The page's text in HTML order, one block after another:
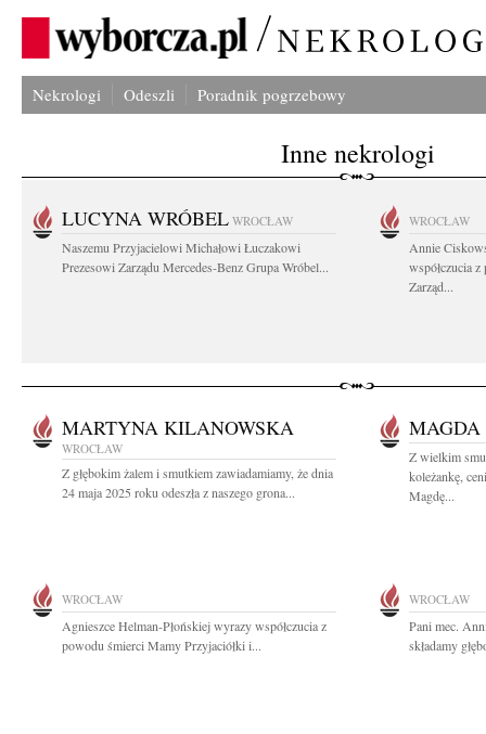
Nekrologi Odeszli Poradnik pogrzebowy
Inne nekrologi
LUCYNA WRÓBEL WROCŁAW
Naszemu Przyjacielowi Michałowi Łuczakowi
Prezesowi Zarządu Mercedes-Benz Grupa Wróbel...
WROCŁAW
Annie
współczucia
Zarząd...
MARTYNA KILANOWSKA
WROCŁAW
Z głębokim żalem i smutkiem zawiadamiamy, że dnia
24 maja 2025 roku odeszła z naszego grona...
Z wielkim
koleżankę,
Magdę...
WROCŁAW
Agnieszce Helman-Płońskiej wyrazy współczucia z
powodu śmierci Mamy Przyjaciółki i...
WROCŁAW
Pani mec.
składamy